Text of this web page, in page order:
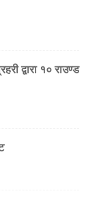
द्वारा १० राउण्ड